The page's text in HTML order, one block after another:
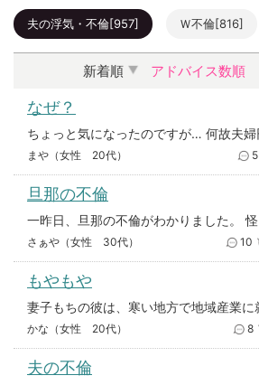
夫の浮気・不倫[957] Ｗ不倫[816]
新着順 アドバイス数順
なぜ？
まや（女性 20代） 5
旦那の不倫
さぁや（女性 30代） 10
もやもや
かな（女性 20代） 8
夫の不倫